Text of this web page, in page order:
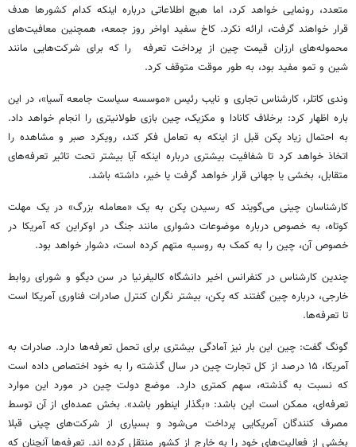
متعدد، رونمایی خواهد کرد، اما هیچ اطلاعاتی درباره اینکه کدام کشورها هدف
قرار خواهند گرفت، ارائه نکرد. کاخ سفید اواخر روز جمعه، همچنین معافیت‌های
محموله‌های ارزان قیمت چین از پرداخت تعرفه‌ را که برای شرکت‌هایی مانند
شین و تمو مفید بود، به طور موقت متوقف کرد.
وندی کاتلر، کارشناس تجاری و نایب رئیس «موسسه سیاست جامعه آسیا»، در این
باره اظهار کرد: برخلاف کانادا و مکزیک، چین بازی طولانیتری را انجام خواهد داد.
به احتمال زیاد پکن قبل از اینکه به تعامل فکر کند، رویکرد صبر و مشاهده را
اتخاذ خواهد کرد تا شفافیت بیشتری درباره اینکه آیا بیشتر تحت تاثیر تعرفه‌های
متقابل، بخشی یا جهانی قرار خواهد گرفت یا خیر، داشته باشد.
کارشناسان چینی می‌گویند که رسیدن پکن به یک «معامله بزرگ» در یک مهلت
کوتاه، به خصوص درباره موضوعات دشواری مانند جنگ در اوکراین که آمریکا در
خصوص آن، چین را به کمک به روسیه متهم کرده است، دشوار خواهد بود.
چندین کارشناس در کنفرانس اخیر دانشگاه کالیفرنیا در سن دیگو و شورای روابط
خارجی، درباره چین گفتند که پکن، بیشتر نگران کنترل صادرات فناوری آمریکا است
تا تعرفه‌ها.
گونگ گفت: چین این بار نیز آمادگی بیشتری برای تحمل تعرفه‌ها دارد. صادرات به
آمریکا، ۱۵ درصد از کل تجارت چین در سال گذشته را به خود اختصاص داده است
که نسبت به گذشته، سهم کمتری دارد. موضع دولت چین در مورد این موارد
تعرفه‌ای، ممکن است این باشد: «بگذار اینطور باشد». بخش عمده‌ای از آن توسط
مصرف کنندگان آمریکایی پرداخت می‌شود و بسیاری از شرکت‌های چینی قبلا
بخشی از فعالیت‌های خود را به خارج از کشور منتقل کرده اند. تعرفه‌ها آنچنان که